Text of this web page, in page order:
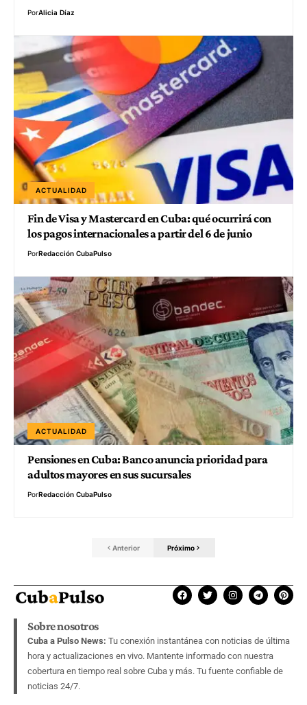
PorAlicia Díaz
ACTUALIDAD
Fin de Visa y Mastercard en Cuba: qué ocurrirá con
los pagos internacionales a partir del 6 de junio
PorRedacción CubaPulso
ACTUALIDAD
Pensiones en Cuba: Banco anuncia prioridad para
adultos mayores en sus sucursales
PorRedacción CubaPulso
Anterior Próximo
Sobre nosotros
Cuba a Pulso News: Tu conexión instantánea con noticias de última
hora y actualizaciones en vivo. Mantente informado con nuestra
cobertura en tiempo real sobre Cuba y más. Tu fuente confiable de
noticias 24/7.